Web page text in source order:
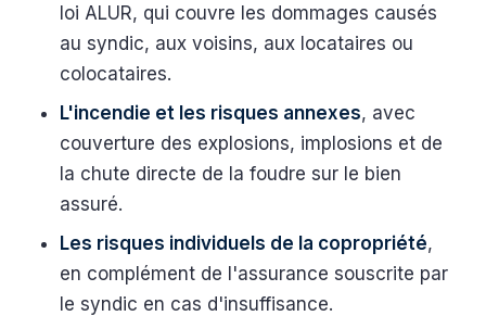
loi ALUR, qui couvre les dommages causés
au syndic, aux voisins, aux locataires ou
colocataires.
L'incendie et les risques annexes, avec
couverture des explosions, implosions et de
la chute directe de la foudre sur le bien
assuré.
Les risques individuels de la copropriété,
en complément de l'assurance souscrite par
le syndic en cas d'insuffisance.